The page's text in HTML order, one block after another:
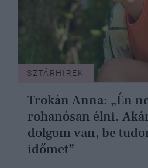
SZTÁRHÍREK
Trokán Anna: „Én
rohanósan élni.
dolgom van, be
időmet”